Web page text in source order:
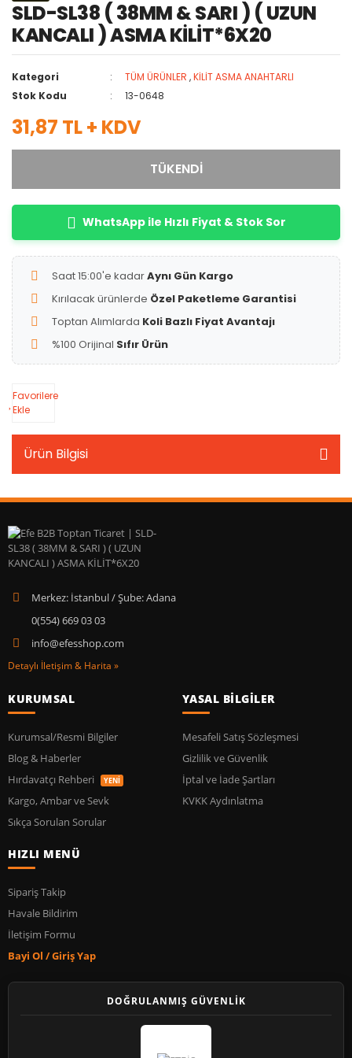
SLD-SL38 ( 38MM & SARI ) ( UZUN
KANCALI ) ASMA KİLİT*6X20
Kategori TÜM ÜRÜNLER ,KİLİT ASMA ANAHTARLI
Stok Kodu
13-0648
31,87 TL + KDV
TÜKENDİ
WhatsApp ile Hızlı Fiyat & Stok Sor
Saat 15:00'e kadarAynı Gün Kargo
Kırılacak ürünlerde Özel Paketleme Garantisi
Toptan Alımlarda Koli Bazlı Fiyat Avantajı
%100 Orijinal Sıfır Ürün
Favorilere
Ekle
Ürün Bilgisi
Merkez: İstanbul / Şube: Adana
0(554) 669 03 03
info@efesshop.com
Detaylı İletişim & Harita »
KURUMSAL
Kurumsal/Resmi Bilgiler
Blog & Haberler
Hırdavatçı Rehberi
YENİ
Kargo, Ambar ve Sevk
Sıkça Sorulan Sorular
YASAL BİLGİLER
Mesafeli Satış Sözleşmesi
Gizlilik ve Güvenlik
İptal ve İade Şartları
KVKK Aydınlatma
HIZLI MENÜ
Sipariş Takip
Havale Bildirim
İletişim Formu
Bayi Ol / Giriş Yap
DOĞRULANMIŞ GÜVENLİK